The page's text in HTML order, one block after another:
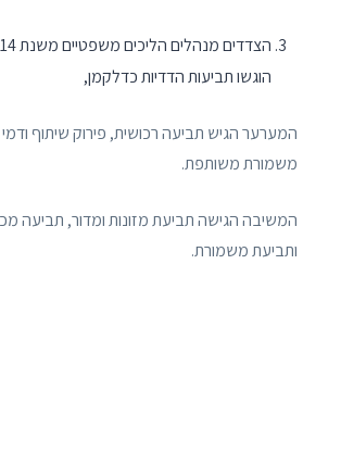
הוגשו תביעות הדדיות כדלקמן,
המערער הגיש תביעה רכושית, פירוק שיתוף
משמורת משותפת.
המשיבה הגישה תביעת מזונות ומדור, תביעה
ותביעת משמורת.